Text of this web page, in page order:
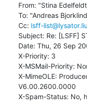
From: "Stina
To: "Andreas
Cc: lsff-
Subject: Re: [LSFF]
Date: Thu, 26 Sep
X-Priority: 3
X-MSMail-Priority:
X-MimeOLE:
V6.00.2600.0000
X-Spam-Status: No,